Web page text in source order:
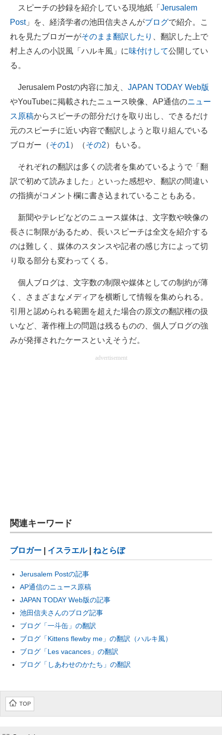
建設×テクノロジーの最前線
ちょっと気になるネットの話題
スピーチの抄録を紹介している現地紙「 Jerusalem
Post」を、経済学者の池田信夫さんがブログで紹介。こ
れを見たブロガーがそのまま翻訳したり
、翻訳した上で
村上さんの小説風「ハルキ風」に味付けして公開してい
る。
Jerusalem Postの内容に加え、 JAPAN TODAY Web版
やYouTubeに掲載されたニュース映像、AP通信のニュー
ス原稿からスピーチの部分だけを取り出し、できるだけ
元のスピーチに近い内容で翻訳しようと取り組んでいる
ブロガー（その1）（その2）もいる。
それぞれの翻訳は多くの読者を集めているようで「翻
訳で初めて読みました」といった感想や、翻訳の間違い
の指摘がコメント欄に書き込まれていることもある。
新聞やテレビなどのニュース媒体は、文字数や映像の
長さに制限があるため、長いスピーチは全文を紹介する
のは難しく、媒体のスタンスや記者の感じ方によって切
り取る部分も変わってくる。
個人ブログは、文字数の制限や媒体としての制約が薄
く、さまざまなメディアを横断して情報を集められる。
引用と認められる範囲を超えた場合の原文の翻訳権の扱
いなど、著作権上の問題は残るものの、個人ブログの強
みが発揮されたケースといえそうだ。
advertisement
関連キーワード
ブロガー イスラエル| ねとらぼ
Jerusalem Postの記事
AP通信のニュース原稿
JAPAN TODAY Web版の記事
池田信夫さんのブログ記事
ブログ「一斗缶」の翻訳
ブログ「Kittens flewby me」の翻訳（ハルキ風）
ブログ「Les vacances」の翻訳
ブログ「しあわせのかたち」の翻訳
TOP